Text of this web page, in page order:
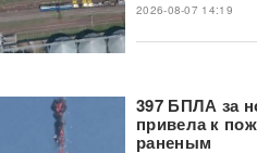
2026-08-07 14:19
397 БПЛА за
привела к
раненым